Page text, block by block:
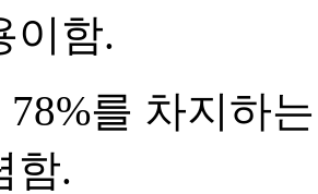
이함.
78%를 차지하
함.